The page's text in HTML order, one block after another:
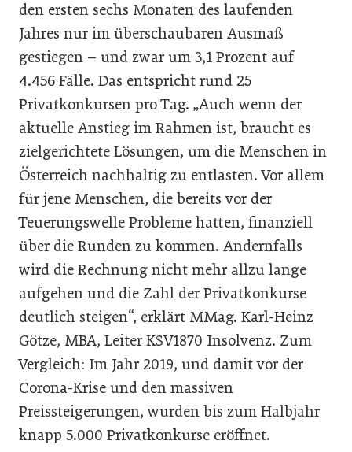
den ersten sechs Monaten des laufenden
Jahres nur im überschaubaren Ausmaß
gestiegen – und zwar um 3,1 Prozent auf
4.456 Fälle. Das entspricht rund 25
Privatkonkursen pro Tag. „Auch wenn der
aktuelle Anstieg im Rahmen ist, braucht es
zielgerichtete Lösungen, um die Menschen in
Österreich nachhaltig zu entlasten. Vor allem
für jene Menschen, die bereits vor der
Teuerungswelle Probleme hatten, finanziell
über die Runden zu kommen. Andernfalls
wird die Rechnung nicht mehr allzu lange
aufgehen und die Zahl der Privatkonkurse
deutlich steigen“, erklärt MMag. Karl-Heinz
Götze, MBA, Leiter KSV1870 Insolvenz. Zum
Vergleich: Im Jahr 2019, und damit vor der
Corona-Krise und den massiven
Preissteigerungen, wurden bis zum Halbjahr
knapp 5.000 Privatkonkurse eröffnet.